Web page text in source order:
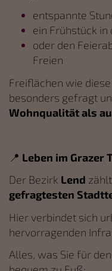
entspannte
ein Frühstück
oder den
Freien
Freiflächen wie
besonders gefragt
Wohnqualität als
📍 Leben im Grazer
Der Bezirk Lend
gefragtesten
Hier verbindet sich
hervorragenden
Alles, was Sie für